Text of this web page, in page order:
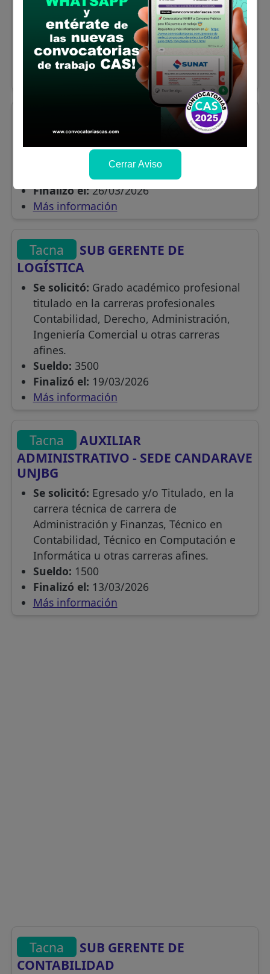
Administración, Contabilidad, Computación
y/o otras carreras afines
Sueldo:2200
Finalizó el:21/04/2026
Se solicitó:Titulo Técnico en la carrera en
3200
Finalizó el:26/03/2026
Más información
Tacna
SUB GERENTE DE
LOGÍSTICA
Se solicitó: Grado académico profesional
titulado en la carreras profesionales
Contabilidad, Derecho, Administración,
Ingeniería Comercial u otras carreras
afines.
Sueldo: 3500
Finalizó el: 19/03/2026
Más información
Tacna
AUXILIAR
ADMINISTRATIVO - SEDE CANDARAVE
UNJBG
Se solicitó: Egresado y/o Titulado, en la
carrera técnica de carrera de
Administración y Finanzas, Técnico en
Contabilidad, Técnico en Computación e
Informática u otras carreras afines.
Sueldo: 1500
Finalizó el: 13/03/2026
Más información
Tacna
SUB GERENTE DE
CONTABILIDAD
Cerrar Aviso